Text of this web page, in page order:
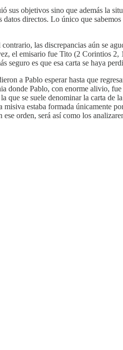
sus objetivos sino que además la
directos. Lo único que
las discrepancias aún se
el emisario fue Tito (2 Corintios
seguro es que esa carta se haya
a Pablo esperar hasta que
Pablo, con enorme alivio,
que se suele denominar la carta
misiva estaba formada
orden, será así como los